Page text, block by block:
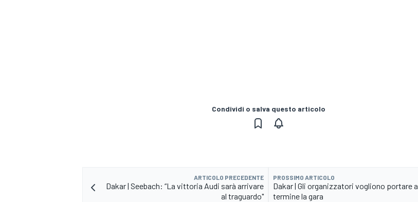
Condividi o salva questo articolo
ARTICOLO PRECEDENTE
Dakar | Seebach: “La vittoria Audi sarà arrivare
al traguardo"
PROSSIMO ARTICOLO
Dakar | Gli organizzatori vogliono portare a
termine la gara